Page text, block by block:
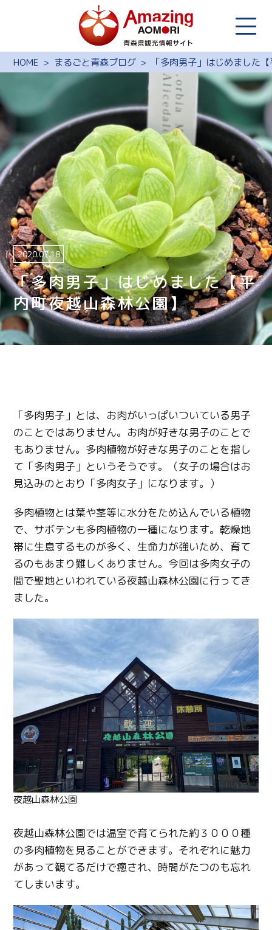
HOME まるごと青森ブログ 「多肉男子」はじめました
「多肉男子」はじめました【平
内町夜越山森林公園】
2020.07.18
「多肉男子」とは、お肉がいっぱいついている男子
のことではありません。お肉が好きな男子のことで
もありません。多肉植物が好きな男子のことを指し
て「多肉男子」というそうです。（女子の場合はお
見込みのとおり「多肉女子」になります。）
多肉植物とは葉や茎等に水分をため込んでいる植物
で、サボテンも多肉植物の一種になります。乾燥地
帯に生息するものが多く、生命力が強いため、育て
るのもあまり難しくありません。今回は多肉女子の
間で聖地といわれている夜越山森林公園に行ってき
ました。
夜越山森林公園
夜越山森林公園では温室で育てられた約３０００種
の多肉植物を見ることができます。それぞれに魅力
があって観てるだけで癒され、時間がたつのも忘れ
てしまいます。